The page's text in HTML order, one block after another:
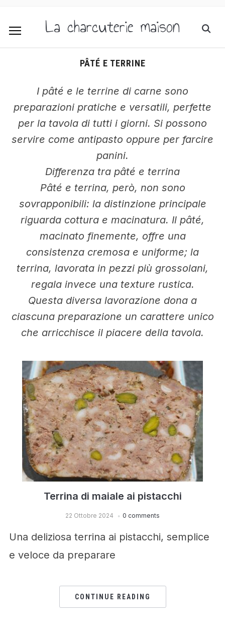
La charcuterie maison
PÂTÉ E TERRINE
I pâté e le terrine di carne sono
preparazioni pratiche e versatili, perfette
per la tavola di tutti i giorni. Si possono
servire come antipasto oppure per farcire
panini.
Differenza tra pâté e terrina
Pâté e terrina, però, non sono
sovrapponibili: la distinzione principale
riguarda cottura e macinatura. Il pâté,
macinato finemente, offre una
consistenza cremosa e uniforme; la
terrina, lavorata in pezzi più grossolani,
regala invece una texture rustica.
Questa diversa lavorazione dona a
ciascuna preparazione un carattere unico
che arricchisce il piacere della tavola.
Terrina di maiale ai pistacchi
22 Ottobre 2024 0 comments
Una deliziosa terrina ai pistacchi, semplice
e veloce da preparare
CONTINUE READING